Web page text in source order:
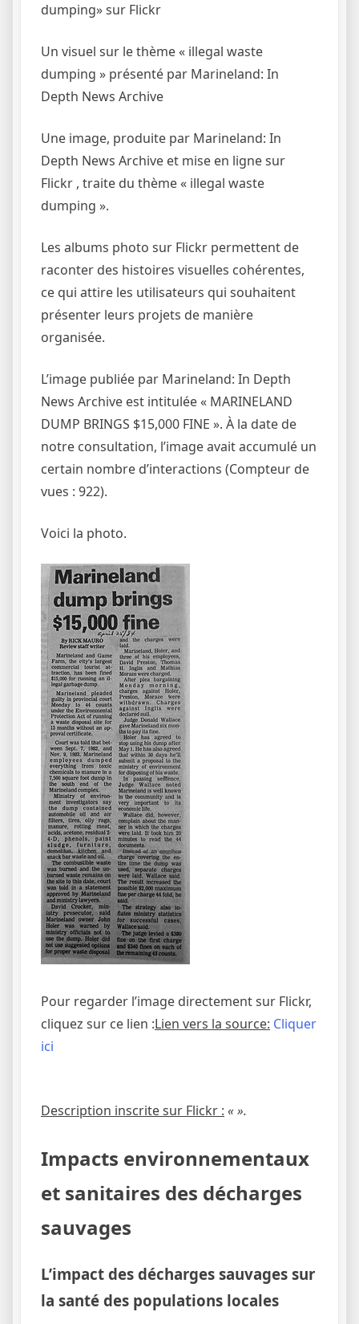
dumping» sur Flickr
Un visuel sur le thème « illegal waste
dumping » présenté par Marineland: In
Depth News Archive
Une image, produite par Marineland: In
Depth News Archive et mise en ligne sur
Flickr , traite du thème « illegal waste
dumping ».
Les albums photo sur Flickr permettent de
raconter des histoires visuelles cohérentes,
ce qui attire les utilisateurs qui souhaitent
présenter leurs projets de manière
organisée.
L’image publiée par Marineland: In Depth
News Archive est intitulée « MARINELAND
DUMP BRINGS $15,000 FINE ». À la date de
notre consultation, l’image avait accumulé un
certain nombre d’interactions (Compteur de
vues : 922).
Voici la photo.
Pour regarder l’image directement sur Flickr,
cliquez sur ce lien :Lien vers la source: Cliquer
ici
Description inscrite sur Flickr : « ».
Impacts environnementaux
et sanitaires des décharges
sauvages
L’impact des décharges sauvages sur
la santé des populations locales